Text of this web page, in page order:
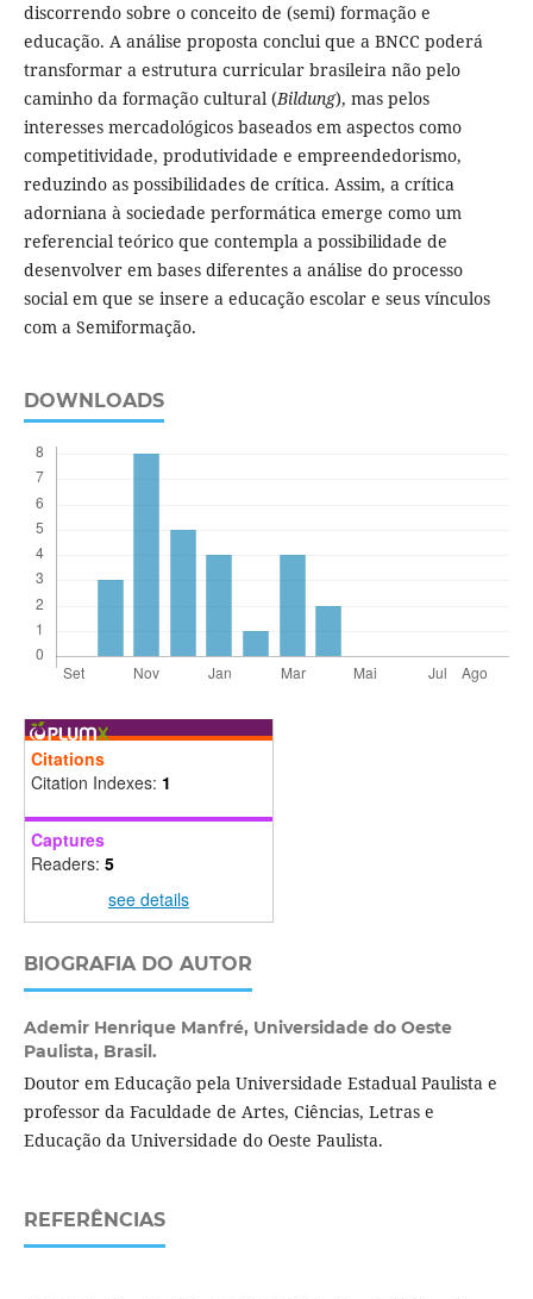
discorrendo sobre o conceito de (semi) formação e
educação. A análise proposta conclui que a BNCC poderá
transformar a estrutura curricular brasileira não pelo
caminho da formação cultural (Bildung), mas pelos
interesses mercadológicos baseados em aspectos como
competitividade, produtividade e empreendedorismo,
reduzindo as possibilidades de crítica. Assim, a crítica
adorniana à sociedade performática emerge como um
referencial teórico que contempla a possibilidade de
desenvolver em bases diferentes a análise do processo
social em que se insere a educação escolar e seus vínculos
com a Semiformação.
DOWNLOADS
Citations
Citation Indexes: 1
Captures
Readers: 5
see details
BIOGRAFIA DO AUTOR
Ademir Henrique Manfré, Universidade do Oeste
Paulista, Brasil.
Doutor em Educação pela Universidade Estadual Paulista e
professor da Faculdade de Artes, Ciências, Letras e
Educação da Universidade do Oeste Paulista.
REFERÊNCIAS